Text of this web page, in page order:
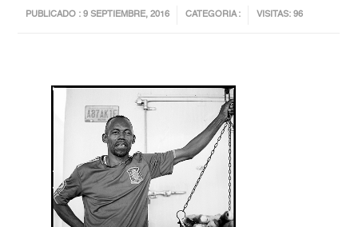
PUBLICADO : 9 SEPTIEMBRE, 2016 CATEGORIA : VISITAS: 96